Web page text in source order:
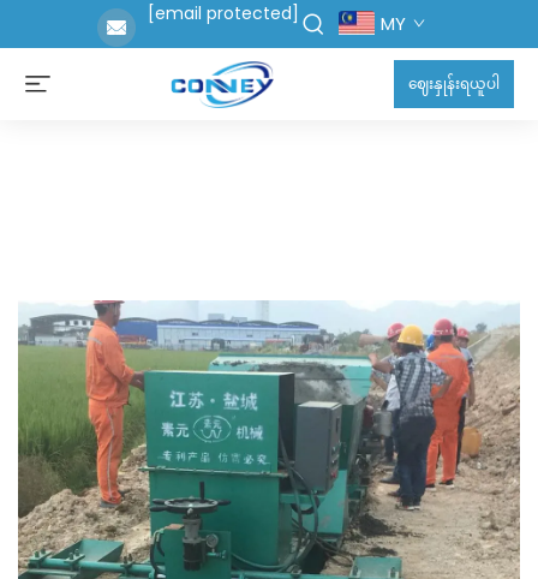
[email protected] MY
ဈေးနှုန်းရယူပါ